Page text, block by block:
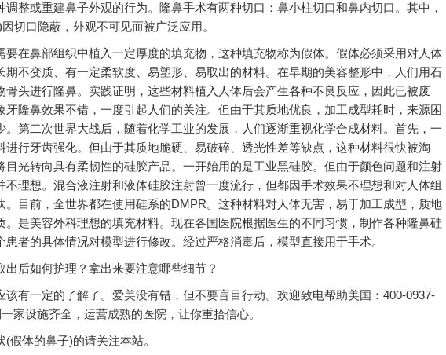
调整或重建鼻子外观的行为。隆鼻手术有两种切口：鼻小柱切口和鼻内切口。其中，
切口隐蔽，外观不可见而被广泛应用。
要在鼻部组织中植入一定厚度的填充物，这种填充物称为假体。假体必须采用对人体
期不变质、有一定柔软度、易塑形、易取出的材料。在早期的美容整形中，人们用石
骨头进行隆鼻。实践证明，这些材料植入人体后会产生各种不良反应，因此已被废
牙隆鼻效果不错，一度引起人们的关注。但由于其质地优良，加工成型耗时，来源困
。第二次世界大战后，随着化学工业的发展，人们逐渐重视化学合成材料。首先，一
进行牙齿强化。但由于其质地脆硬、易破碎、透光性差等缺点，这种材料很快被淘
目光转向具有柔韧性的硅胶产品。一开始用的是工业黑硅胶。但由于颜色问题和注射
不理想。混合液注射和液体硅胶注射曾一度流行，但都因手术效果不理想和对人体组
。目前，全世界都在使用硅系的DMPR。这种材料对人体无害，易于加工成型，质地
。是美容外科理想的填充材料。现在各国医院根据医生的不同习惯，制作各种隆鼻硅
患者的具体情况对模型进行修改。经过严格消毒后，模型直接用于手术。
出后如何护理？拿出来要注意哪些细节？
该有一定的了解了。爱美没有错，但不要盲目行动。欢迎致电帮助美国：400-0937-
家设施齐全，运营成熟的医院，让你重拾信心。
假体的鼻子)的请关注本站。